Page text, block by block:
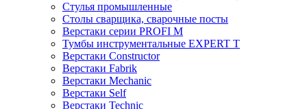
Стулья промышленные
Столы сварщика, сварочные посты
Верстаки серии PROFI M
Тумбы инструментальные EXPERT T
Верстаки Constructor
Верстаки Fabrik
Верстаки Mechanic
Верстаки Self
Верстаки Technic